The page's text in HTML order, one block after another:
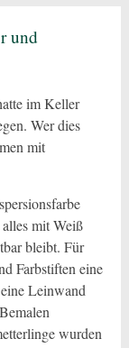
und
im Keller
Wer dies
mit
mit Weiß
bleibt. Für
Farbstiften eine
Leinwand
wurden